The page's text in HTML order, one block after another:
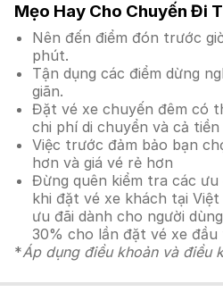
Mẹo Hay Cho Chuyến Đi
Nên đến điểm đón trước
phút.
Tận dụng các điểm dừng
giãn.
Đặt vé xe chuyến đêm có
chi phí di chuyển và cả
Việc trước đảm bảo bạn
hơn và giá vé rẻ hơn
Đừng quên kiểm tra các
khi đặt vé xe khách tại
ưu đãi dành cho người
30% cho lần đặt vé xe đầu
*Áp dụng điều khoản và điều